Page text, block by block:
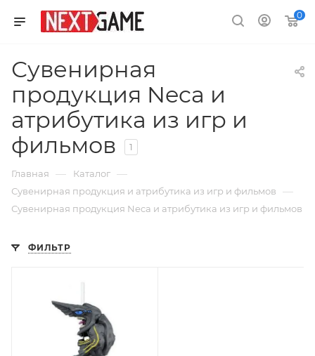
0
Сувенирная
продукция Neca и
атрибутика из игр и
фильмов
1
Главная — Каталог —
Сувенирная продукция и атрибутика из игр и фильмов —
Сувенирная продукция Neca и атрибутика из игр и фильмов
ФИЛЬТР